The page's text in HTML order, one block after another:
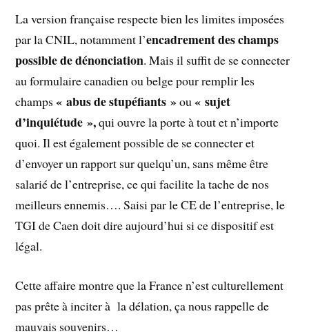
La version française respecte bien les limites imposées
par la CNIL, notamment l’encadrement des champs
possible de dénonciation. Mais il suffit de se connecter
au formulaire canadien ou belge pour remplir les
champs« abus de stupéfiants »ou« sujet
d’inquiétude »,qui ouvre la porte à tout et n’importe
quoi. Il est également possible de se connecter et
d’envoyer un rapport sur quelqu’un, sans même être
salarié de l’entreprise, ce qui facilite la tache de nos
meilleurs ennemis…. Saisi par le CE de l’entreprise, le
TGI de Caen doit dire aujourd’hui si ce dispositif est
légal.
Cette affaire montre que la France n’est culturellement
pas prête à inciter à la délation, ça nous rappelle de
mauvais souvenirs…